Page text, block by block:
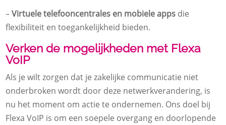
–Virtuele telefooncentrales en mobiele apps die
flexibiliteit en toegankelijkheid bieden.
Verken de mogelijkheden met Flexa
VoIP
Als je wilt zorgen dat je zakelijke communicatie niet
onderbroken wordt door deze netwerkverandering, is
nu het moment om actie te ondernemen. Ons doel bij
Flexa VoIP is om een soepele overgang en doorlopende